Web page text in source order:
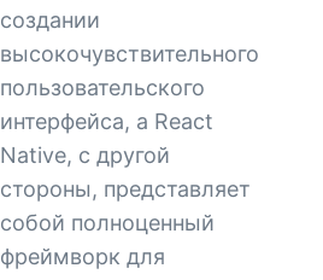
создании
высокочувствительного
пользовательского
интерфейса, а React
Native, с другой
стороны, представляет
собой полноценный
фреймворк для